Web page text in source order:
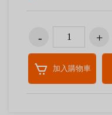
加入購物車